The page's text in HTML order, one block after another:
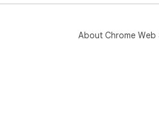
About Chrome Web